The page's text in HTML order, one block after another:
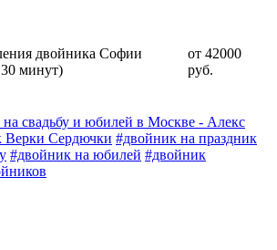
двойника Софии
минут)
от 42000
руб.
свадьбу и юбилей в Москве - Алекс
Верки Сердючки #двойник на праздник
#двойник на юбилей #двойник